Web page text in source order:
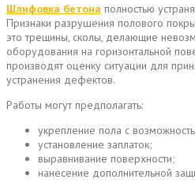
Шлифовка бетона полностью
Признаки разрушения полового
это трещины, сколы, делающие
оборудования на горизонтальной
производят оценку ситуации для
устранения дефектов.
Работы могут предполагать:
укрепление пола с
установление заплаток;
выравнивание поверхности;
нанесение дополнительной